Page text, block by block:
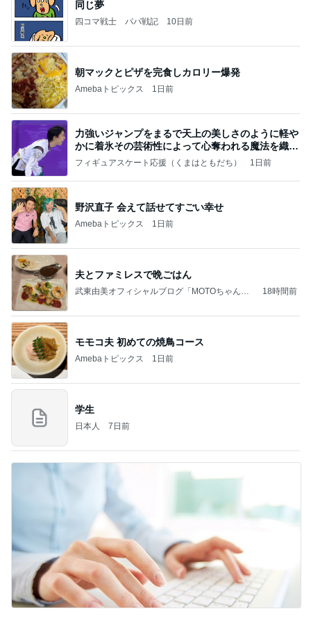
同じ夢
四コマ戦士 パパ戦記 10日前
朝マックとピザを完食しカロリー爆発
Amebaトピックス 1日前
力強いジャンプをまるで天上の美しさのように軽や
かに着氷その芸術性によって心奪われる魔法を織り
なす
フィギュアスケート応援（くまはともだち） 1日前
野沢直子 会えて話せてすごい幸せ
Amebaトピックス 1日前
夫とファミレスで晩ごはん
武東由美オフィシャルブログ「MOTOちゃんと
18時間前
モモコ夫 初めての焼鳥コース
Amebaトピックス 1日前
学生
日本人 7日前